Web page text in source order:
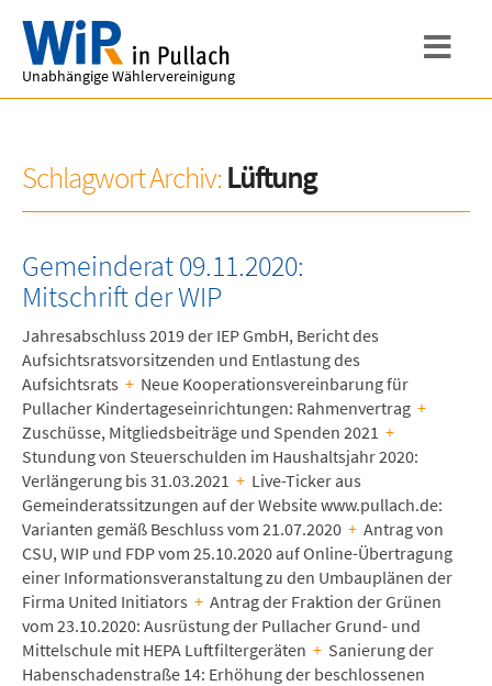
Unabhängige Wählervereinigung
Schlagwort Archiv: Lüftung
Gemeinderat 09.11.2020:
Mitschrift der WIP
Jahresabschluss 2019 der IEP GmbH, Bericht des
Aufsichtsratsvorsitzenden und Entlastung des
Aufsichtsrats + Neue Kooperationsvereinbarung für
Pullacher Kindertageseinrichtungen: Rahmenvertrag +
Zuschüsse, Mitgliedsbeiträge und Spenden 2021 +
Stundung von Steuerschulden im Haushaltsjahr 2020:
Verlängerung bis 31.03.2021 + Live-Ticker aus
Gemeinderatssitzungen auf der Website www.pullach.de:
Varianten gemäß Beschluss vom 21.07.2020 + Antrag von
CSU, WIP und FDP vom 25.10.2020 auf Online-Übertragung
einer Informationsveranstaltung zu den Umbauplänen der
Firma United Initiators + Antrag der Fraktion der Grünen
vom 23.10.2020: Ausrüstung der Pullacher Grund- und
Mittelschule mit HEPA Luftfiltergeräten + Sanierung der
Habenschadenstraße 14: Erhöhung der beschlossenen